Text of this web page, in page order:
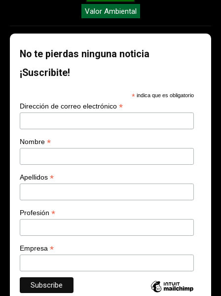
Valor Ambiental
No te pierdas ninguna noticia
¡Suscribite!
* indica que es obligatorio
Dirección de correo electrónico *
Nombre *
Apellidos *
Profesión *
Empresa *